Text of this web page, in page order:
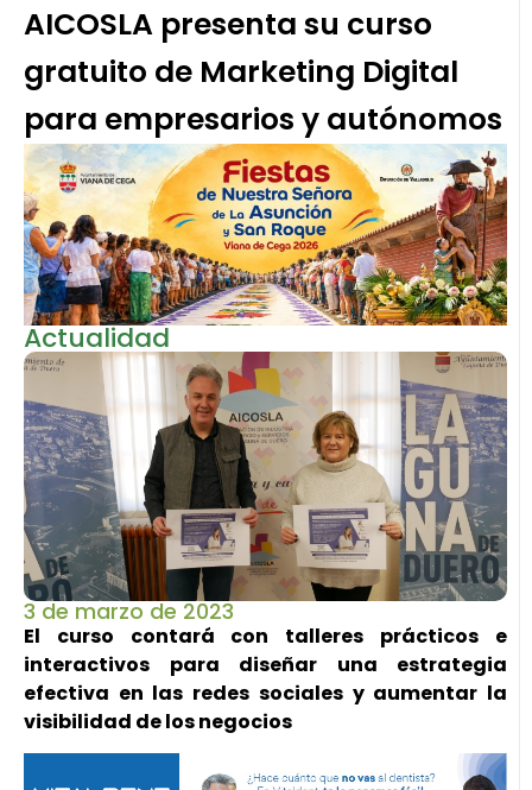
AICOSLA presenta su curso
gratuito de Marketing Digital
para empresarios y autónomos
Actualidad
3 de marzo de 2023
El curso contará con talleres prácticos e
interactivos para diseñar una estrategia
efectiva en las redes sociales y aumentar la
visibilidad de los negocios